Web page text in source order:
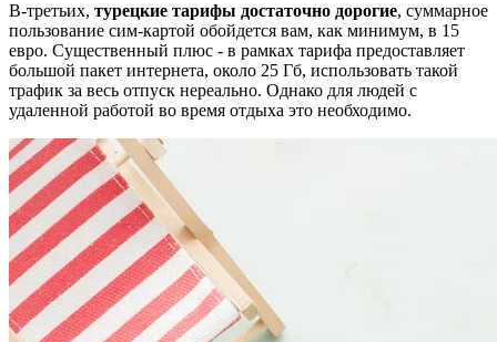
В-третьих, турецкие тарифы достаточно дорогие, суммарное
пользование сим-картой обойдется вам, как минимум, в 15
евро. Существенный плюс - в рамках тарифа предоставляет
большой пакет интернета, около 25 Гб, использовать такой
трафик за весь отпуск нереально. Однако для людей с
удаленной работой во время отдыха это необходимо.